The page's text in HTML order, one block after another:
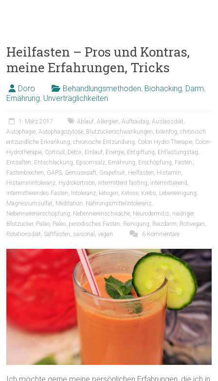
Heilfasten – Pros und Kontras,
meine Erfahrungen, Tricks
Doro Behandlungsmethoden, Biohacking, Darm,
Ernährung, Unverträglichkeiten
1. März 2017 Ablauf ,Allergien ,Aufbautag ,Auslassdiät
Autophagie ,Autophagozytose Blutzuckerschwankungen brainfog ,chronisch
entzündliche Erkrankung ,chronische Entzündung Colon Hydro Therapie Colon-
Hydrotherapie Cortisol Detox Einlauf Energie Entgiftung Entlastungstag
Entsaften Entschlackung Epsomsalz Ernährung Erschöpfung Fasten
Fastenbrechen GAPS Gemüsesaft Grapefruit Heilfasten Histamin
Histaminintoleranz Hydrokortison intermittent fasting intermittierend
intermittierendes Fasten Intoleranz ketogen Ketose Krebs Leberreinigung
Magnesiumsulfat Meditation Nahrungsmittelintoleranz
Nebennierenerschöpfung Nebennierenschwäche Neurodermitis niedriger
Blutzucker, Paläo Paleo periodisches Fasten Reinigung Reizdarm Rohvegan
Rotationsdiät Saftfasten saisonal ,vegan 6 Kommentare
Ich möchte gerne meine persönlichen Erfahrungen, die ich in